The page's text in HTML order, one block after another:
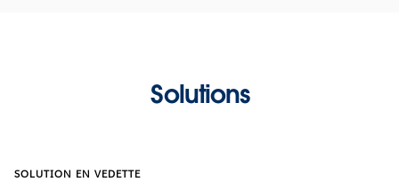
Solutions
SOLUTION EN VEDETTE